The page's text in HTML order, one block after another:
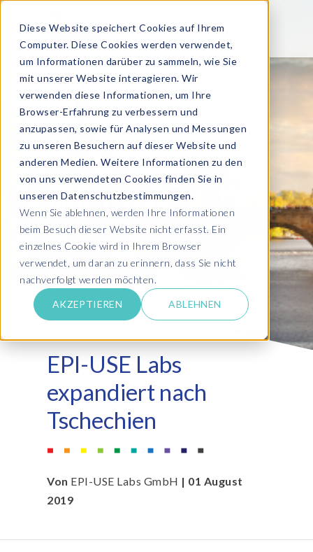
Diese Website speichert Cookies auf Ihrem
Computer. Diese Cookies werden verwendet,
um Informationen darüber zu sammeln, wie Sie
mit unserer Website interagieren. Wir
verwenden diese Informationen, um Ihre
Browser-Erfahrung zu verbessern und
anzupassen, sowie für Analysen und Messungen
zu unseren Besuchern auf dieser Website und
anderen Medien. Weitere Informationen zu den
von uns verwendeten Cookies finden Sie in
unseren Datenschutzbestimmungen.
Wenn Sie ablehnen, werden Ihre Informationen
beim Besuch dieser Website nicht erfasst. Ein
einzelnes Cookie wird in Ihrem Browser
verwendet, um daran zu erinnern, dass Sie nicht
nachverfolgt werden möchten.
AKZEPTIEREN ABLEHNEN
EPI-USE Labs
expandiert nach
Tschechien
Von EPI-USE Labs GmbH | 01 August
2019